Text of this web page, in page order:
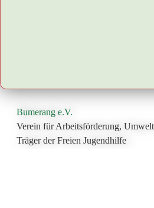
Bumerang e.V.
Verein für Arbeitsförderung,
Träger der Freien Jugendhilfe